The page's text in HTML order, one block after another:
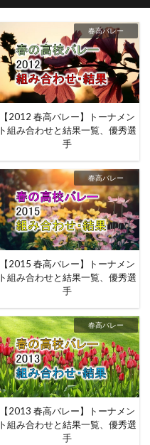
春高バレー
【2012 春高バレー】トーナメン
ト組み合わせと結果一覧、優秀選
手
春高バレー
【2015 春高バレー】トーナメン
ト組み合わせと結果一覧、優秀選
手
春高バレー
【2013 春高バレー】トーナメン
ト組み合わせと結果一覧、優秀選
手